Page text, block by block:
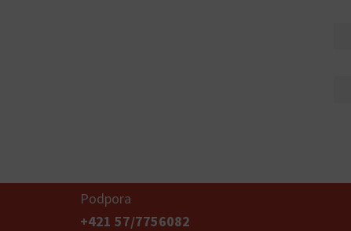
Podpora
+421 57/7756082